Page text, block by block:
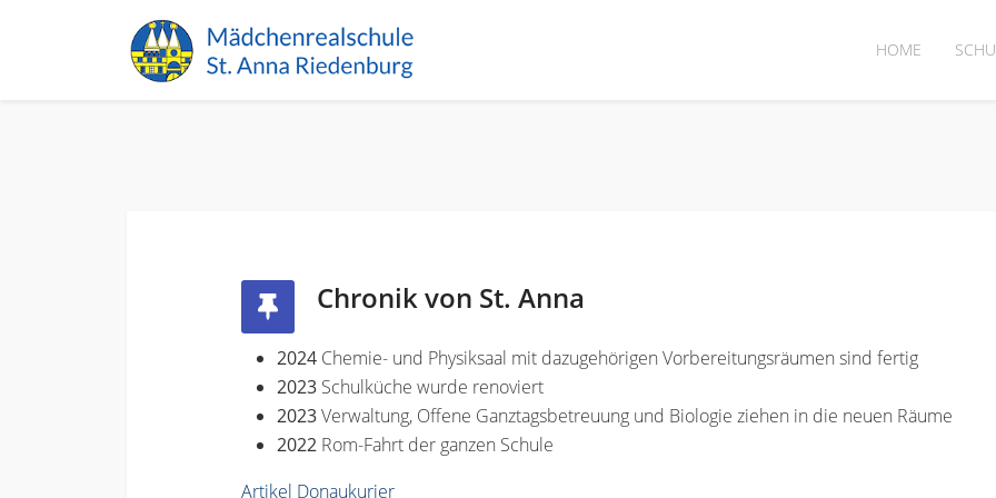
HOME
Chronik von St. Anna
2024 Chemie- und Physiksaal mit dazugehörigen Vorbereitungsräumen sind fertig
2023 Schulküche wurde renoviert
2023Verwaltung, Offene Ganztagsbetreuung und Biologie ziehen in die neuen Räume
2022 Rom-Fahrt der ganzen Schule
Artikel Donaukurier